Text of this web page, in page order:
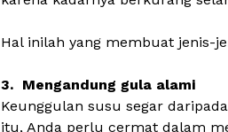
Hal inilah yang membuat jenis-
3. Mengandung gula alami
Keunggulan susu segar
itu, Anda perlu cermat dalam